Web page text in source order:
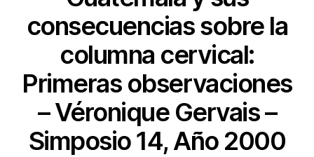
consecuencias sobre la
columna cervical:
Primeras observaciones
– Véronique Gervais –
Simposio 14, Año 2000